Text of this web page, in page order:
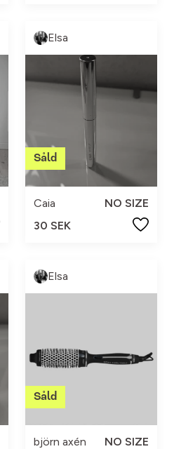
Elsa
Caia
NO SIZE
30 SEK
Elsa
björn axén
NO SIZE